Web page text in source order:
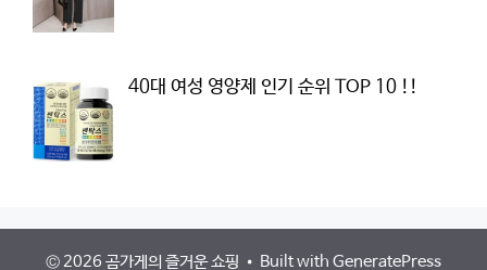
40대 여성 영양제 인기 순위 TOP 10 !!
© 2026 곰가게의 즐거운 쇼핑 • Built with GeneratePress